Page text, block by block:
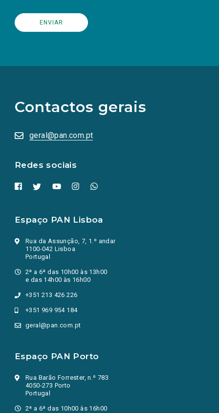
Contactos gerais
geral@pan.com.pt
Redes sociais
redes
sociais
numa
nova
Espaço PAN Lisboa
Rua da Assunção, 7, 1.º andar
1100-042 Lisboa
Portugal
2ª a 6ª das 10h00 às 13h00
e das 14h00 às 16h00
+351 213 426 226
+351 969 954 184
geral@pan.com.pt
Espaço PAN Porto
Rua Barão Forrester, n.º 783
4050-273 Porto
Portugal
2ª a 6ª das 10h00 às 16h00